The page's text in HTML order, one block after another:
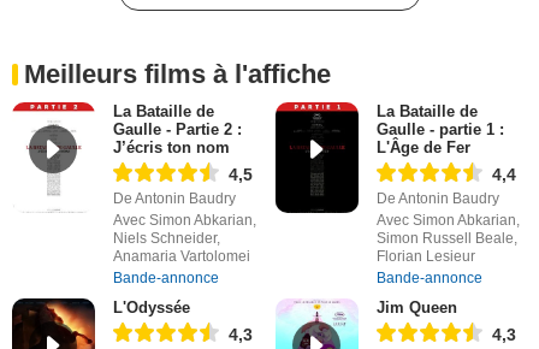
Meilleurs films à l'affiche
La Bataille de
Gaulle - Partie 2 :
J’écris ton nom
4,5
De Antonin Baudry
Avec Simon Abkarian,
Niels Schneider,
Anamaria Vartolomei
Bande-annonce
La Bataille de
Gaulle - partie 1 :
L'Âge de Fer
4,4
De Antonin Baudry
Avec Simon Abkarian,
Simon Russell Beale,
Florian Lesieur
Bande-annonce
L'Odyssée
4,3
Jim Queen
4,3